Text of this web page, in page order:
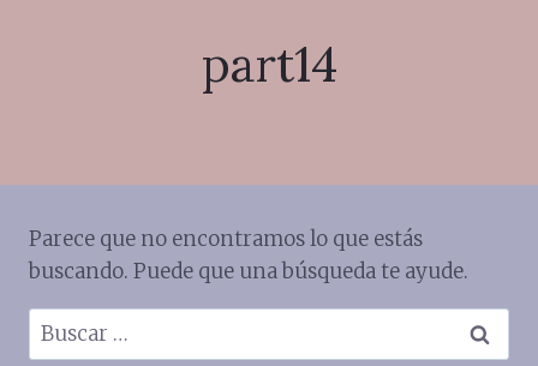
part14
Parece que no encontramos lo que estás
buscando. Puede que una búsqueda te ayude.
Buscar: